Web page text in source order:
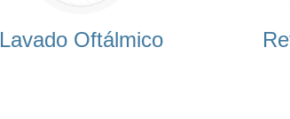
Lavado Oftálmico